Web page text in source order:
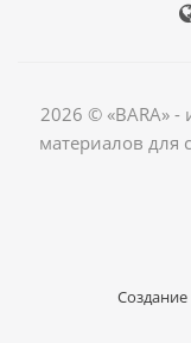
2026 © «BARA»
материалов для
Создание